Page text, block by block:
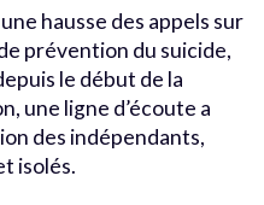
hausse des appels sur
prévention du suicide,
le début de la
une ligne d’écoute a
des indépendants,
isolés.